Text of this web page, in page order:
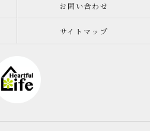
お問い合わせ
サイトマップ